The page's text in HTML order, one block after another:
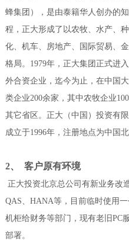
蜂集团），是由泰籍华人创办的
程，正大形成了以农牧、水产、
化、机车、房地产、国际贸易、
格局。1979年，正大集团正式进
外合资企业，迄今为止，在中国
类企业200余家，其中农牧企业
其它省区。正大（中国）投资有
成立于1996年，注册地点为中国北
2、 客户原有环境
正大投资北京总公司有新业务改
QAS、HANA等，目前临时使用
机柜给财务等部门，现有老旧PC
部署。